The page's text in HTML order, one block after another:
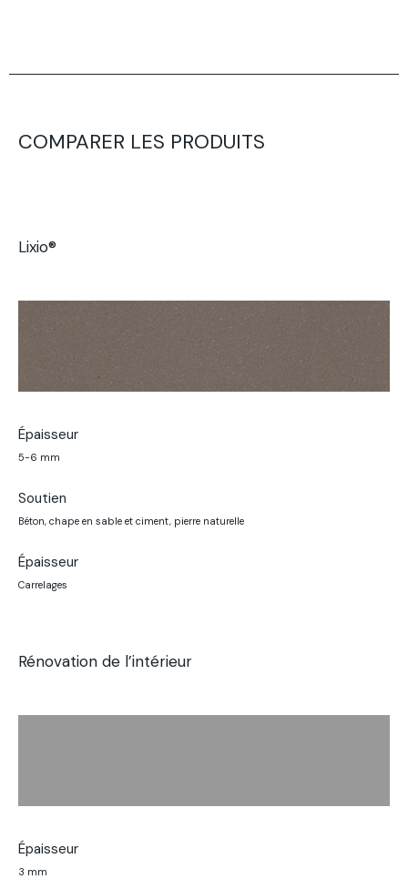
COMPARER LES PRODUITS
Lixio®
Épaisseur
5-6 mm
Soutien
Béton, chape en sable et ciment, pierre naturelle
Épaisseur
Carrelages
Rénovation de l’intérieur
Épaisseur
3 mm